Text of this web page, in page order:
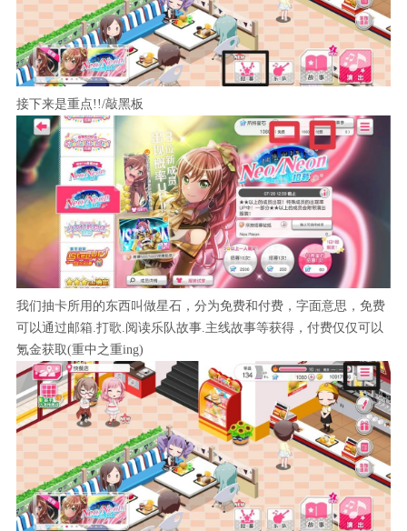
接下来是重点!!/敲黑板
我们抽卡所用的东西叫做星石，分为免费和付费，字面意思，免费
可以通过邮箱.打歌.阅读乐队故事.主线故事等获得，付费仅仅可以
氪金获取(重中之重ing)